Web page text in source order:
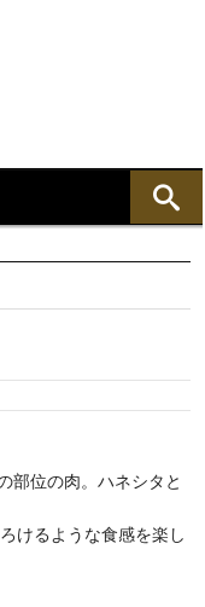
部位の肉。ハネシタと
けるような食感を楽し